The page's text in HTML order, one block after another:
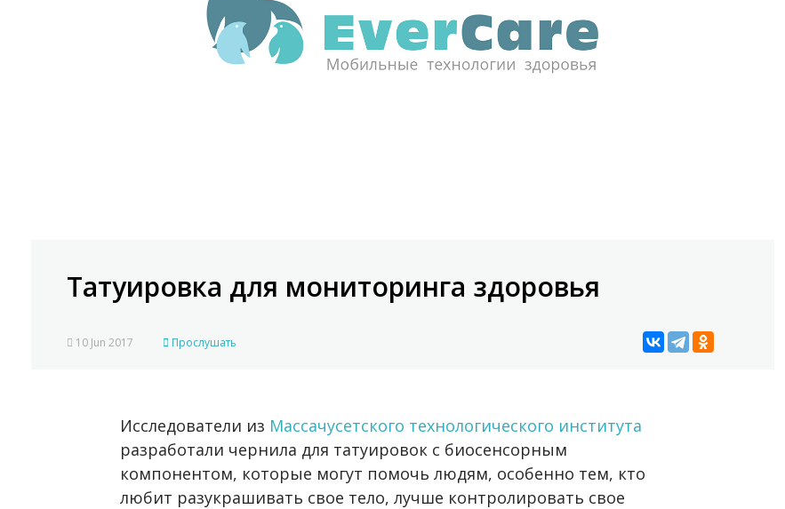
Татуировка для мониторинга здоровья
10 Jun 2017 Прослушать
Исследователи из Массачусетского технологического института
разработали чернила для татуировок с биосенсорным
компонентом, которые могут помочь людям, особенно тем, кто
любит разукрашивать свое тело, лучше контролировать свое